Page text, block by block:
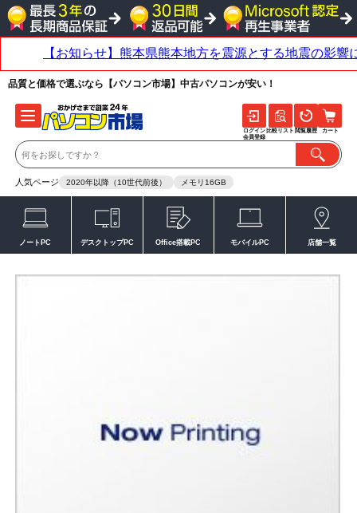
品質と価格で選ぶなら【パソコン市場】中古パソコンが安い！
人気ページ 2020年以降（10世代前後） メモリ16GB
ログイン
会員登録
比較リスト 閲覧履歴 カート
ノートPC デスクトップPC Office搭載PC モバイルPC 店舗一覧